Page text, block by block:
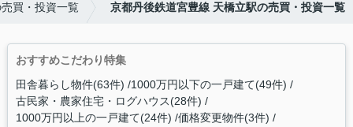
買・投資一覧 京都丹後鉄道宮豊線 天橋立駅の売買・投資一覧
おすすめこだわり特集
田舎暮らし物件(63件) 1000万円以下の一戸建て(49件)
古民家・農家住宅・ログハウス(28件)
1000万円以上の一戸建て(24件) 価格変更物件(3件)